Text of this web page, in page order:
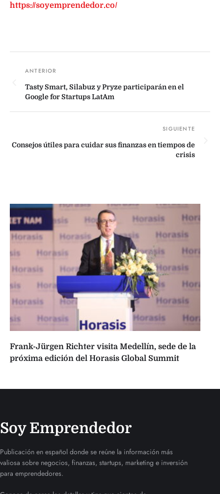
https://soyemprendedor.co/
Tasty Smart, Silabuz y Pryze participarán en el
Google for Startups LatAm
Consejos útiles para cuidar sus finanzas en tiempos de
crisis
Frank-Jürgen Richter visita Medellín, sede de la
próxima edición del Horasis Global Summit
Soy Emprendedor
Publicación en español donde se reúne la información más
valiosa sobre negocios, finanzas, startups, marketing e inversión
para emprendedores.